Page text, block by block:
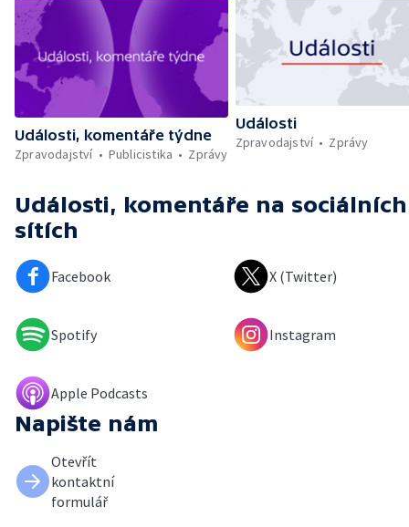
Události, komentáře týdne
Zpravodajství
Publicistika Zprávy
Události
Zpravodajství
Zprávy
Události, komentáře na sociálních
sítích
Facebook X (Twitter)
Spotify Instagram
Apple Podcasts
Napište nám
Otevřít
kontaktní
formulář